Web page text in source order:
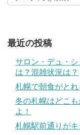
最近の投稿
サロン・デュ・
は？混雑状況は？
札幌で朝食がとれ
冬の札幌はどこ
よ！
札幌駅前通りがキ